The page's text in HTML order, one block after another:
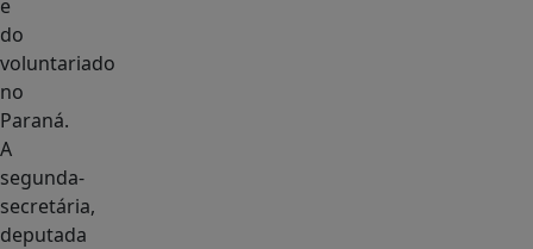
e
do
voluntariado
no
Paraná.
A
segunda-
secretária,
deputada